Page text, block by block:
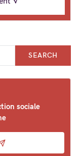
SEARCH
sociale